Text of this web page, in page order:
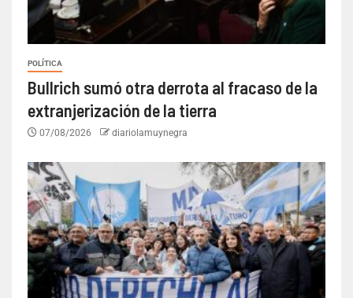
POLÍTICA
Bullrich sumó otra derrota al fracaso de la
extranjerización de la tierra
07/08/2026 diariolamuynegra